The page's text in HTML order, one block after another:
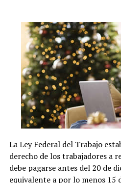
La Ley Federal del Trabajo
derecho de los trabajadores a
debe pagarse antes del 20 de
equivalente a por lo menos 15